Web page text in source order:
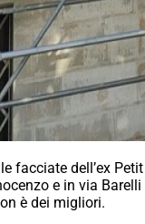
facciate dell’ex
e in via
è dei migliori.